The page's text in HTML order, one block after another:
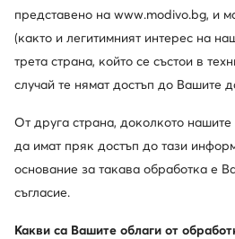
представено на www.modivo.bg, и
(както и легитимният интерес на
трета страна, който се състои в
случай те нямат достъп до Вашите
От друга страна, доколкото
да имат пряк достъп до тази
основание за такава обработка е
съгласие.
Какви са Вашите облаги от